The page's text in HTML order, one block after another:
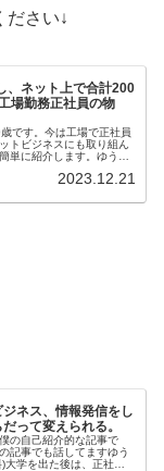
ださい↓
、ネット上で合計200
場勤務正社員の物
です。今は工場で正社員
トビジネスにも取り組ん
単に紹介します。ゆうの
2023.12.21
ネス、情報発信をし
って変えられる。
の自己紹介的な記事で
記事でも話してますゆう
学を出た後は、正社員